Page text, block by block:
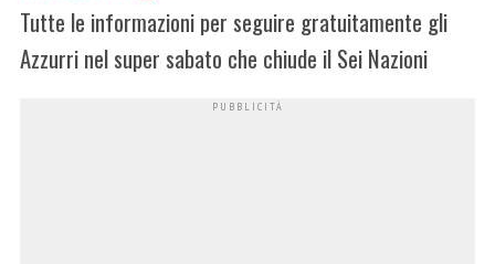
Tutte le informazioni per seguire gratuitamente gli
Azzurri nel super sabato che chiude il Sei Nazioni